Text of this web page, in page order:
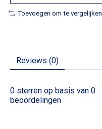
Toevoegen om te vergelijken
Reviews (0)
0 sterren op basis van 0
beoordelingen